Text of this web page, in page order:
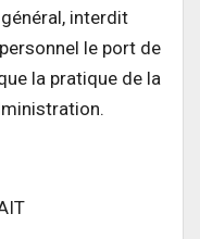
interdit
le port de
la pratique de la